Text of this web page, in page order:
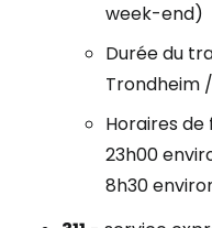
week-end)
Durée du
Trondheim
Horaires
23h00
8h30